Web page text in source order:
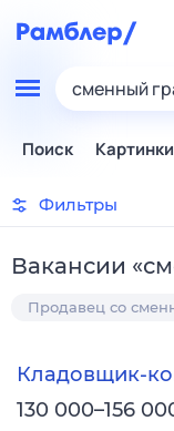
сменный
Поиск Картинки
Фильтры
Вакансии «
Продавец со
Кладовщик-
130 000–156